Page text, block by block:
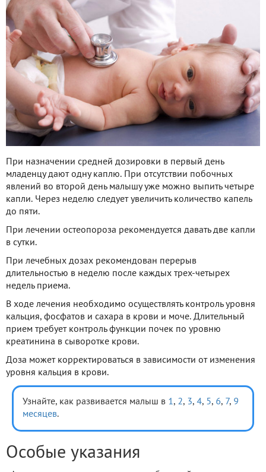
При назначении средней дозировки в первый день
младенцу дают одну каплю. При отсутствии побочных
явлений во второй день малышу уже можно выпить четыре
капли. Через неделю следует увеличить количество капель
до пяти.
При лечении остеопороза рекомендуется давать две капли
в сутки.
При лечебных дозах рекомендован перерыв
длительностью в неделю после каждых трех-четырех
недель приема.
В ходе лечения необходимо осуществлять контроль уровня
кальция, фосфатов и сахара в крови и моче. Длительный
прием требует контроль функции почек по уровню
креатинина в сыворотке крови.
Доза может корректироваться в зависимости от изменения
уровня кальция в крови.
Узнайте, как развивается малыш в 1, 2, 3, 4, 5, 6, 7, 9
месяцев.
Особые указания